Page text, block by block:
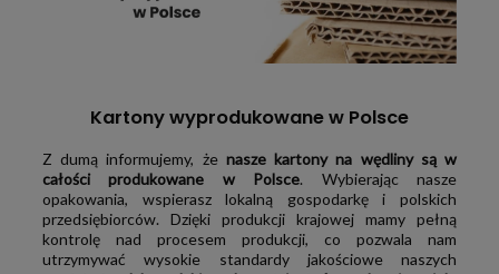
Kartony wyprodukowane w Polsce
Z dumą informujemy, że nasze kartony na wędliny są w
całości produkowane w Polsce. Wybierając nasze
opakowania, wspierasz lokalną gospodarkę i polskich
przedsiębiorców. Dzięki produkcji krajowej mamy pełną
kontrolę nad procesem produkcji, co pozwala nam
utrzymywać wysokie standardy jakościowe naszych